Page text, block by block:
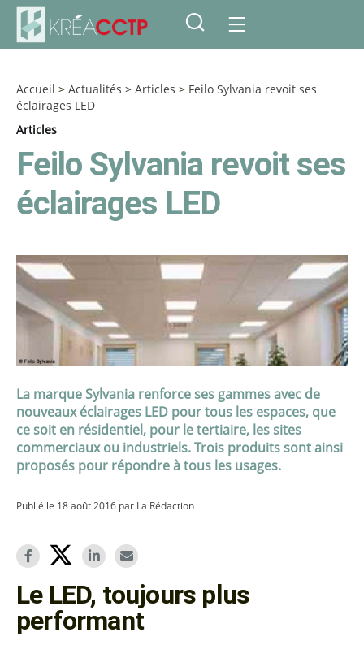
Accueil > Actualités > Articles > Feilo Sylvania revoit ses
éclairages LED
Articles
Feilo Sylvania revoit ses
éclairages LED
La marque Sylvania renforce ses gammes avec de
nouveaux éclairages LED pour tous les espaces, que
ce soit en résidentiel, pour le tertiaire, les sites
commerciaux ou industriels. Trois produits sont ainsi
proposés pour répondre à tous les usages.
Publié le 18 août 2016 par La Rédaction
Le LED, toujours plus
performant